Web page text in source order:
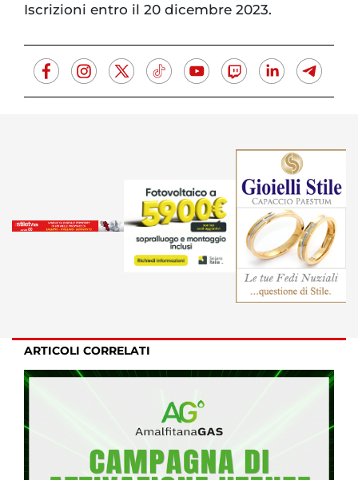
Iscrizioni entro il 20 dicembre 2023.
ARTICOLI CORRELATI